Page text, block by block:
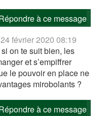
à ce message
24 février 2020 08:19
on te suit bien, les
et s’empiffrer
le pouvoir en place ne
mirobolants ?
à ce message